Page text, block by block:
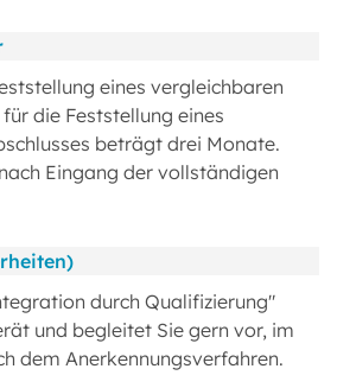
eines vergleichbaren
die Feststellung eines
beträgt drei Monate.
Eingang der vollständigen
durch Qualifizierung"
und begleitet Sie gern vor, im
dem Anerkennungsverfahren.